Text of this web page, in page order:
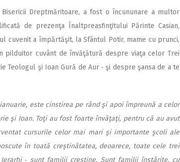
Dreptmăritoare, a fost o încununare a multor
de prezenţa Înaltpreasfinţitului Părinte Casian,
cuvenit a împărtăşit, la Sfântul Potir, mame cu prunci,
cuvânt de învăţătură despre viaţa celor Trei
Teologul şi Ioan Gură de Aur ‑ şi despre şansa de a te
este cinstirea pe rând şi apoi împreună a celor
şi Ioan. Toţi au fost foarte învăţaţi, pentru că au avut
cursurile celor mai mari şi importante şcoli ale
în toată creştinătatea, deoarece, toate cele trei
‑ sunt familii creştine. Sunt familii înstărite, cu